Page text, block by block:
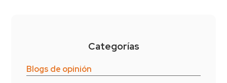
Categorías
Blogs de opinión